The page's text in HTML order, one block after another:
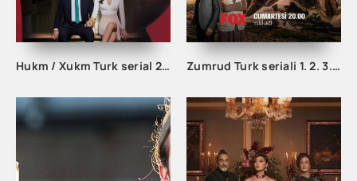
Hukm / Xukm Turk serial 203. 204. 205. 206. 207. 208. 209. 210. 211. 212. 213. 214. 215 Qism Uzbek tilida Hukim Xukim Barcha qismlari Zumrud Turk seriali 1. 2. 3. 80. 81. 82. 83. 84. 85. 86. 87. 88. 89. 90 Qism Uzbek tilida Barcha qismlar